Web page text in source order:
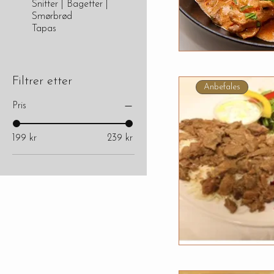
Snitter | Bagetter |
Smørbrød
Tapas
Filtrer etter
Pris
199 kr 239 kr
Anbefales